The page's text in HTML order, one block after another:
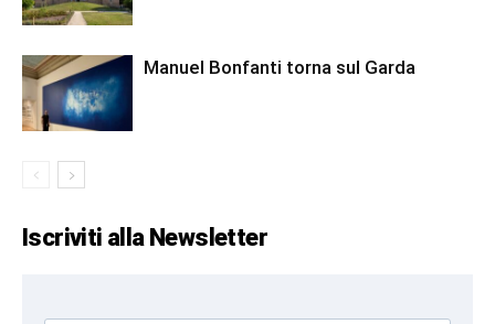
Manuel Bonfanti torna sul Garda
Iscriviti alla Newsletter